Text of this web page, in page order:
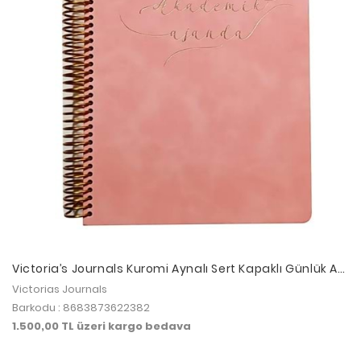
Victoria’s Journals Kuromi Aynalı Sert Kapaklı Günlük A6
192sf. 100gr.Renkli Sayfa
Victorias Journals
Barkodu : 8683873622382
1.500,00 TL üzeri kargo bedava